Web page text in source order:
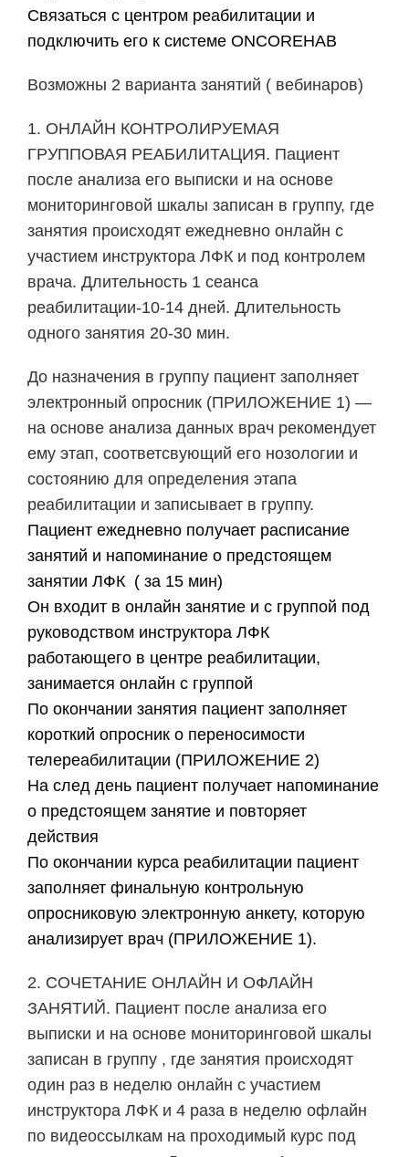
Связаться с центром реабилитации и
подключить его к системе ONCOREHAB
Возможны 2 варианта занятий ( вебинаров)
1. ОНЛАЙН КОНТРОЛИРУЕМАЯ
ГРУППОВАЯ РЕАБИЛИТАЦИЯ. Пациент
после анализа его выписки и на основе
мониторинговой шкалы записан в группу, где
занятия происходят ежедневно онлайн с
участием инструктора ЛФК и под контролем
врача. Длительность 1 сеанса
реабилитации-10-14 дней. Длительность
одного занятия 20-30 мин.
До назначения в группу пациент заполняет
электронный опросник (ПРИЛОЖЕНИЕ 1) —
на основе анализа данных врач рекомендует
ему этап, соответсвующий его нозологии и
состоянию для определения этапа
реабилитации и записывает в группу.
​Пациент ежедневно получает расписание
занятий и напоминание о предстоящем
занятии ЛФК ( за 15 мин)
​Он входит в онлайн занятие и с группой под
руководством инструктора ЛФК
работающего в центре реабилитации,
занимается онлайн с группой
​По окончании занятия пациент заполняет
короткий опросник о переносимости
телереабилитации (ПРИЛОЖЕНИЕ 2)
​На след день пациент получает напоминание
о предстоящем занятие и повторяет
действия
​По окончании курса реабилитации пациент
заполняет финальную контрольную
опросниковую электронную анкету, которую
анализирует врач (ПРИЛОЖЕНИЕ 1).
2. СОЧЕТАНИЕ ОНЛАЙН И ОФЛАЙН
ЗАНЯТИЙ. Пациент после анализа его
выписки и на основе мониторинговой шкалы
записан в группу , где занятия происходят
один раз в неделю онлайн с участием
инструктора ЛФК и 4 раза в неделю офлайн
по видеоссылкам на проходимый курс под